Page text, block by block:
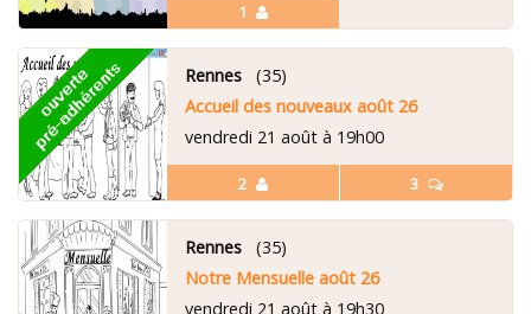
1
2 3
Rennes(35)
Accueil des nouveaux août 26
vendredi 21 août à 19h00
Rennes(35)
Notre Mensuelle août 26
vendredi 21 août à 19h30